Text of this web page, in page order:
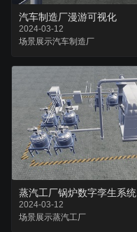
汽车制造厂漫游可视化
2024-03-12
场景展示汽车制造厂
蒸汽工厂锅炉数字孪生系统
2024-03-12
场景展示蒸汽工厂